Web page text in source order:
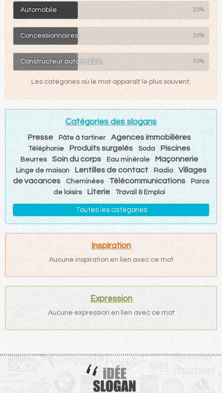
Automobile 33%
Concessionnaires 33%
Constructeur automobile 33%
Les catégories où le mot apparaît le plus souvent.
Catégories des slogans
Presse Pâte à tartiner Agences immobilières
Téléphonie Produits surgelés Soda Piscines
Beurres Soin du corps Eau minérale Maçonnerie
Linge de maison Lentilles de contact Radio
Villages
de vacances
Cheminées Télécommunications
Parcs
de loisirs
Literie Travail & Emploi
Toutes les catégories
Inspiration
Aucune inspiration en lien avec ce mot
Expression
Aucune expression en lien avec ce mot